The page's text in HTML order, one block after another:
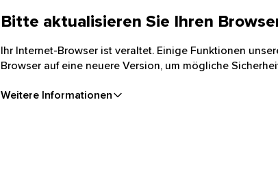
Bitte aktualisieren Sie Ihren
Ihr Internet-Browser ist veraltet. Einige Funktionen
Browser auf eine neuere Version, um mögliche
Weitere Informationen